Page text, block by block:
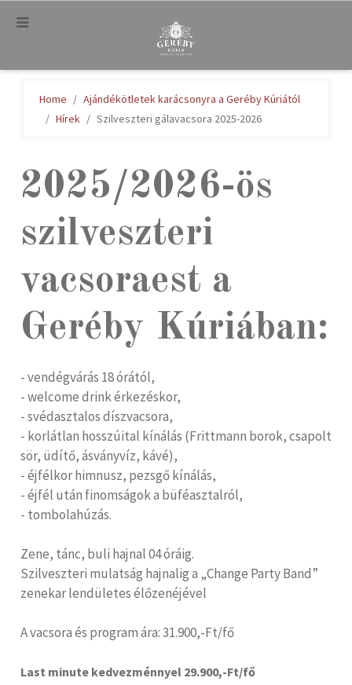
.
Home
Ajándékötletek karácsonyra a Geréby Kúriától
Hírek
Szilveszteri gálavacsora 2025-2026
2025/2026-ös
szilveszteri
vacsoraest a
Geréby Kúriában:
- vendégvárás 18 órától,
- welcome drink érkezéskor,
- svédasztalos díszvacsora,
- korlátlan hosszúital kínálás (Frittmann borok, csapolt
sör, üdítő, ásványvíz, kávé),
- éjfélkor himnusz, pezsgő kínálás,
- éjfél után finomságok a büféasztalról,
- tombolahúzás.
Zene, tánc, buli hajnal 04 óráig.
Szilveszteri mulatság hajnalig a „Change Party Band”
zenekar lendületes élőzenéjével
A vacsora és program ára: 31.900,-Ft/fő
Last minute kedvezménnyel 29.900,-Ft/fő